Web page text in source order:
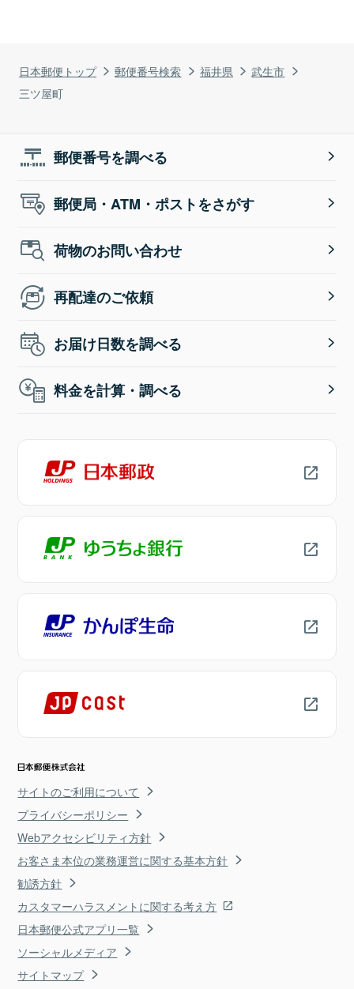
日本郵便トップ 郵便番号検索 福井県
武生市
三ツ屋町
郵便番号を調べる
郵便局・ATM・ポストをさがす
荷物のお問い合わせ
再配達のご依頼
お届け日数を調べる
料金を計算・調べる
サイトのご利用について
プライバシーポリシー
Webアクセシビリティ方針
お客さま本位の業務運営に関する基本方針
勧誘方針
カスタマーハラスメントに関する考え方
日本郵便公式アプリ一覧
ソーシャルメディア
サイトマップ